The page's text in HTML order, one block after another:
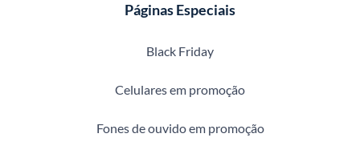
Páginas Especiais
Black Friday
Celulares em promoção
Fones de ouvido em promoção